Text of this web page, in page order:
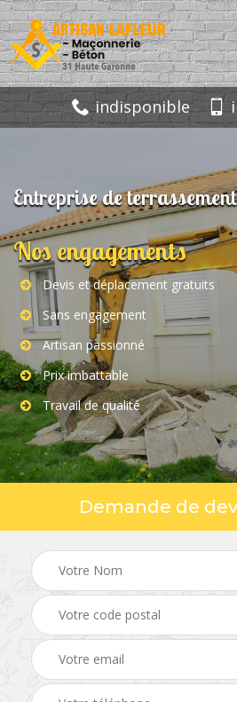
indisponible
Entreprise de
Nos engagements
Devis et déplacement gratuits
Sans engagement
Artisan passionné
Prix imbattable
Travail de qualité
Demande de